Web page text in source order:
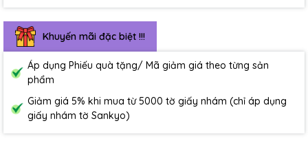
Khuyến mãi đặc biệt !!!
Áp dụng Phiếu quà tặng/ Mã giảm giá theo từng sản
phẩm
Giảm giá 5% khi mua từ 5000 tờ giấy nhám (chỉ áp dụng
giấy nhám tờ Sankyo)